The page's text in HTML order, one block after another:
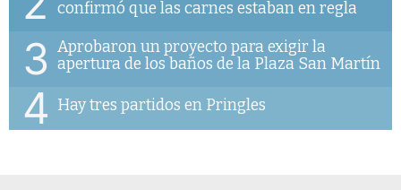
confirmó que las carnes estaban en regla
3 Aprobaron un proyecto para exigir la
apertura de los baños de la Plaza San Martín
4 Hay tres partidos en Pringles